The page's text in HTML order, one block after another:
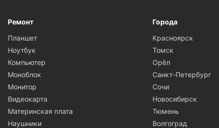
Ремонт
Планшет
Ноутбук
Компьютер
Моноблок
Монитор
Видеокарта
Материнская плата
Наушники
Города
Красноярск
Томск
Орёл
Санкт-Петербург
Сочи
Новосибирск
Тюмень
Волгоград